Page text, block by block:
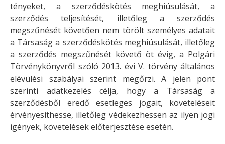
tényeket, a szerződéskötés meghiúsulását, a
szerződés teljesítését, illetőleg a szerződés
megszűnését követően nem törölt személyes adatait
a Társaság a szerződéskötés meghiúsulását, illetőleg
a szerződés megszűnését követő öt évig, a Polgári
Törvénykönyvről szóló 2013. évi V. törvény általános
elévülési szabályai szerint megőrzi. A jelen pont
szerinti adatkezelés célja, hogy a Társaság a
szerződésből eredő esetleges jogait, követeléseit
érvényesíthesse, illetőleg védekezhessen az ilyen jogi
igények, követelések előterjesztése esetén.